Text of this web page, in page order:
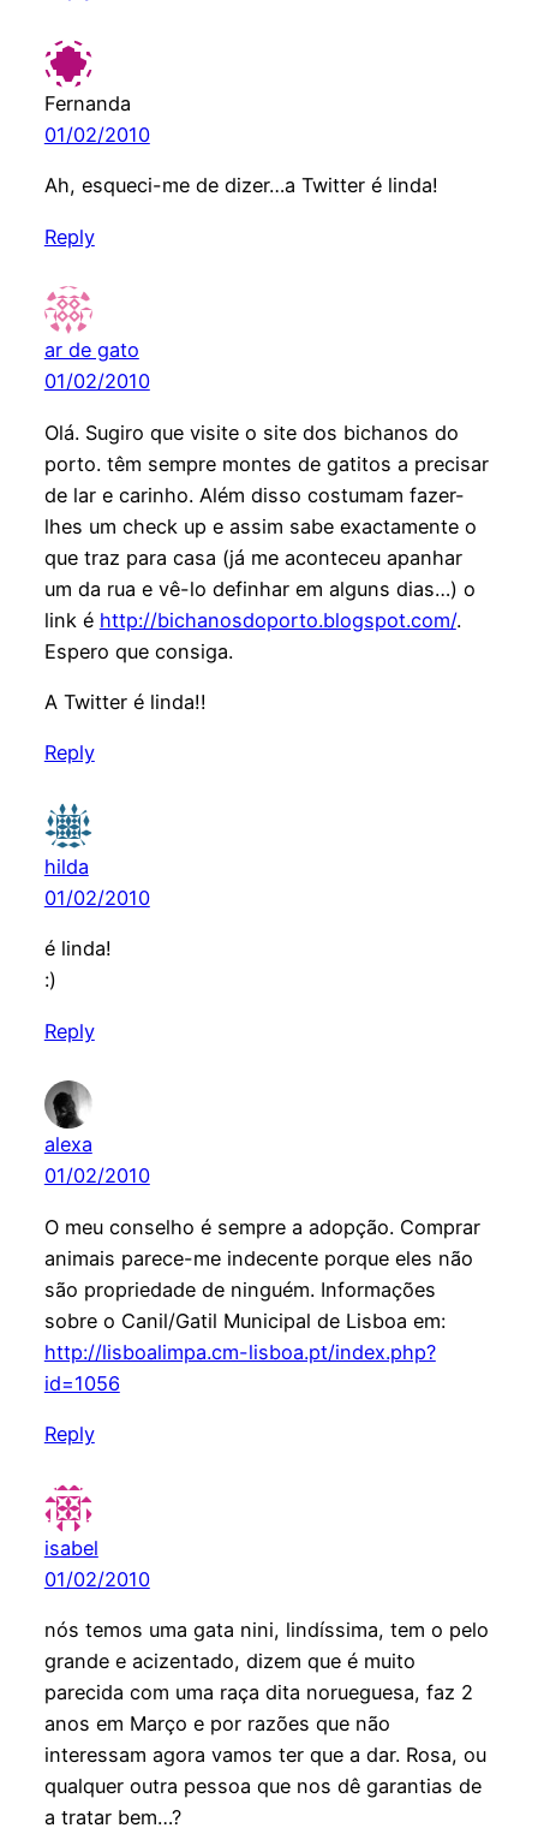
Fernanda
01/02/2010
Ah, esqueci-me de dizer…a Twitter é linda!
Reply
ar de gato
01/02/2010
Olá. Sugiro que visite o site dos bichanos do
porto. têm sempre montes de gatitos a precisar
de lar e carinho. Além disso costumam fazer-
lhes um check up e assim sabe exactamente o
que traz para casa (já me aconteceu apanhar
um da rua e vê-lo definhar em alguns dias…) o
link é http://bichanosdoporto.blogspot.com/.
Espero que consiga.
A Twitter é linda!!
Reply
hilda
01/02/2010
é linda!
:)
Reply
alexa
01/02/2010
O meu conselho é sempre a adopção. Comprar
animais parece-me indecente porque eles não
são propriedade de ninguém. Informações
sobre o Canil/Gatil Municipal de Lisboa em:
http://lisboalimpa.cm-lisboa.pt/index.php?
id=1056
Reply
isabel
01/02/2010
nós temos uma gata nini, lindíssima, tem o pelo
grande e acizentado, dizem que é muito
parecida com uma raça dita norueguesa, faz 2
anos em Março e por razões que não
interessam agora vamos ter que a dar. Rosa, ou
qualquer outra pessoa que nos dê garantias de
a tratar bem…?